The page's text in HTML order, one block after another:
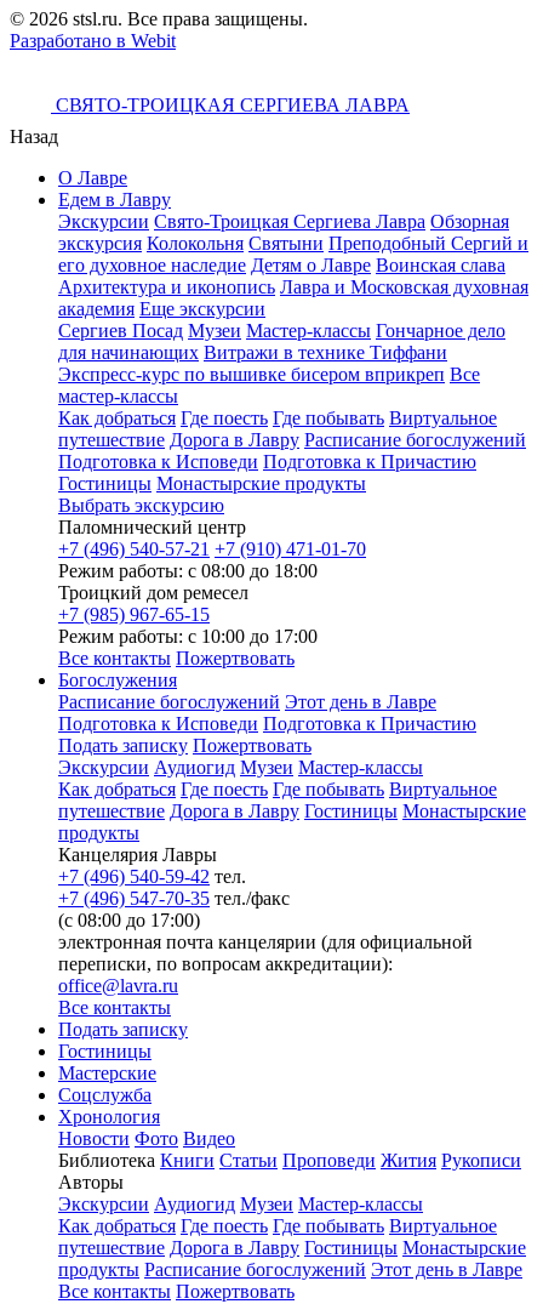
© 2026 stsl.ru. Все права защищены.
Разработано в Webit
СВЯТО-ТРОИЦКАЯ СЕРГИЕВА ЛАВРА
Назад
О Лавре
Едем в Лавру
Экскурсии Свято-Троицкая Сергиева Лавра Обзорная
экскурсия Колокольня Святыни Преподобный Сергий и
его духовное наследие Детям о Лавре Воинская слава
Архитектура и иконопись Лавра и Московская духовная
академия Еще экскурсии
Сергиев Посад Музеи Мастер-классы Гончарное дело
для начинающих Витражи в технике Тиффани
Экспресс-курс по вышивке бисером вприкреп Все
мастер-классы
Как добраться Где поесть Где побывать Виртуальное
путешествие Дорога в Лавру Расписание богослужений
Подготовка к Исповеди Подготовка к Причастию
Гостиницы Монастырские продукты
Выбрать экскурсию
Паломнический центр
+7 (496) 540-57-21 +7 (910) 471-01-70
Режим работы: с 08:00 до 18:00
Троицкий дом ремесел
+7 (985) 967-65-15
Режим работы: с 10:00 до 17:00
Все контакты Пожертвовать
Богослужения
Расписание богослужений Этот день в Лавре
Подготовка к Исповеди Подготовка к Причастию
Подать записку Пожертвовать
Экскурсии Аудиогид Музеи Мастер-классы
Как добраться Где поесть Где побывать Виртуальное
путешествие Дорога в Лавру Гостиницы Монастырские
продукты
Канцелярия Лавры
+7 (496) 540-59-42 тел.
+7 (496) 547-70-35 тел./факс
(с 08:00 до 17:00)
электронная почта канцелярии (для официальной
переписки, по вопросам аккредитации):
office@lavra.ru
Все контакты
Подать записку
Гостиницы
Мастерские
Соцслужба
Хронология
Новости Фото Видео
Библиотека Книги Статьи Проповеди Жития Рукописи
Авторы
Экскурсии Аудиогид Музеи Мастер-классы
Как добраться Где поесть Где побывать Виртуальное
путешествие Дорога в Лавру Гостиницы Монастырские
продукты Расписание богослужений Этот день в Лавре
Все контакты Пожертвовать